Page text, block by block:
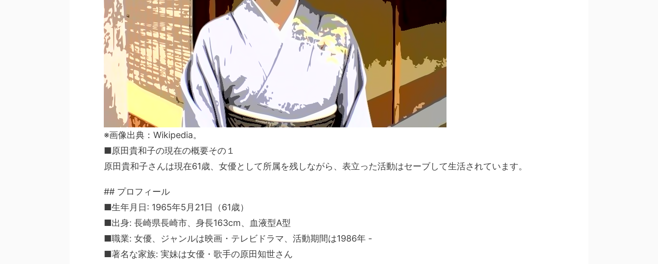
※画像出典：Wikipedia。
■原田貴和子の現在の概要その１
原田貴和子さんは現在61歳、女優として所属を残しながら、表立った活動はセーブして生活されています。
## プロフィール
■生年月日: 1965年5月21日（61歳）
■出身: 長崎県長崎市、身長163cm、血液型A型
■職業: 女優、ジャンルは映画・テレビドラマ、活動期間は1986年 -
■著名な家族: 実妹は女優・歌手の原田知世さん